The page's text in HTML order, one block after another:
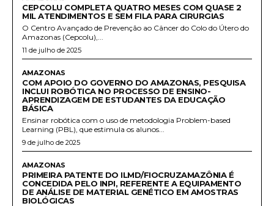
CEPCOLU COMPLETA QUATRO MESES COM QUASE 2
MIL ATENDIMENTOS E SEM FILA PARA CIRURGIAS
O Centro Avançado de Prevenção ao Câncer do Colo do Útero do
Amazonas (Cepcolu),...
11 de julho de 2025
AMAZONAS
COM APOIO DO GOVERNO DO AMAZONAS, PESQUISA
INCLUI ROBÓTICA NO PROCESSO DE ENSINO-
APRENDIZAGEM DE ESTUDANTES DA EDUCAÇÃO
BÁSICA
Ensinar robótica com o uso de metodologia Problem-based
Learning (PBL), que estimula os alunos...
9 de julho de 2025
AMAZONAS
PRIMEIRA PATENTE DO ILMD/FIOCRUZAMAZÔNIA É
CONCEDIDA PELO INPI, REFERENTE A EQUIPAMENTO
DE ANÁLISE DE MATERIAL GENÉTICO EM AMOSTRAS
BIOLÓGICAS